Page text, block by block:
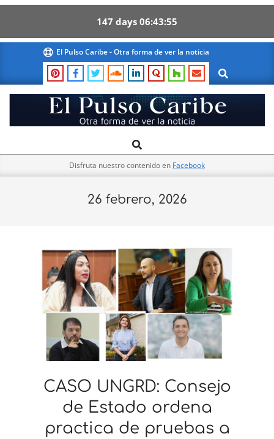
147 days 06 43 54
content
El Pulso Caribe - Otra forma de ver la noticia
Search
El
Pulso
Navigation
Search
Disfruta nuestro contenido en Facebook
26 febrero, 2026
CASO UNGRD: Consejo
de Estado ordena
practica de pruebas a